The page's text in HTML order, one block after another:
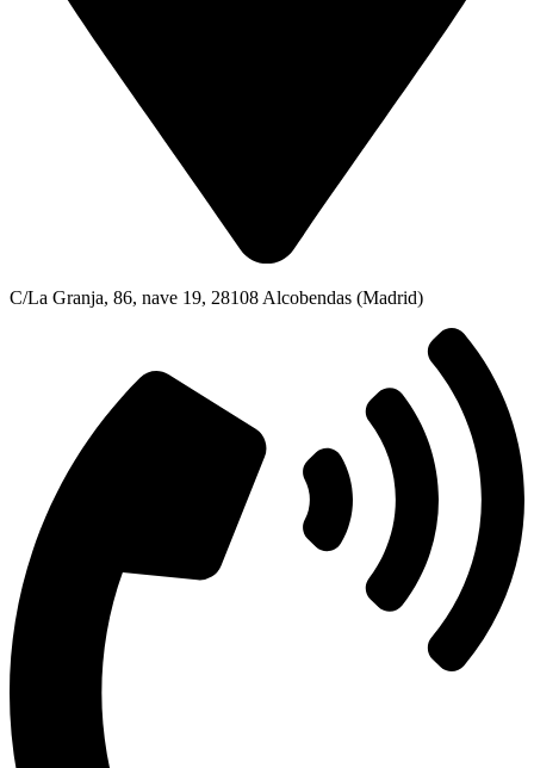
C/La Granja, 86, nave 19, 28108 Alcobendas (Madrid)